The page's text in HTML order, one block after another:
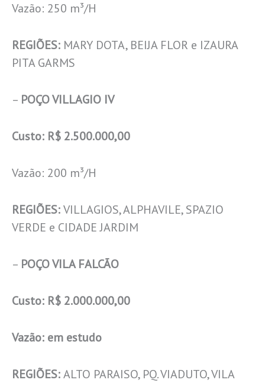
Vazão: 250 m³/H
REGIÕES: MARY DOTA, BEIJA FLOR e IZAURA
PITA GARMS
– POÇO VILLAGIO IV
Custo: R$ 2.500.000,00
Vazão: 200 m³/H
REGIÕES:VILLAGIOS, ALPHAVILE, SPAZIO
VERDE e CIDADE JARDIM
– POÇO VILA FALCÃO
Custo: R$ 2.000.000,00
Vazão: em estudo
REGIÕES:ALTO PARAISO, PQ. VIADUTO, VILA